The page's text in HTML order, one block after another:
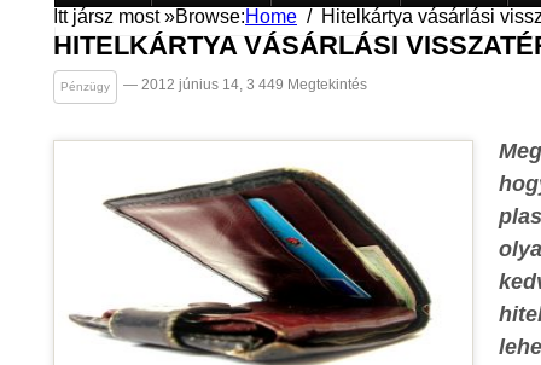
Itt jársz most »Browse:Home Hitelkártya vásárlási
HITELKÁRTYA VÁSÁRLÁSI
Pénzügy — 2012 június 14, 3 449 Megtekintés